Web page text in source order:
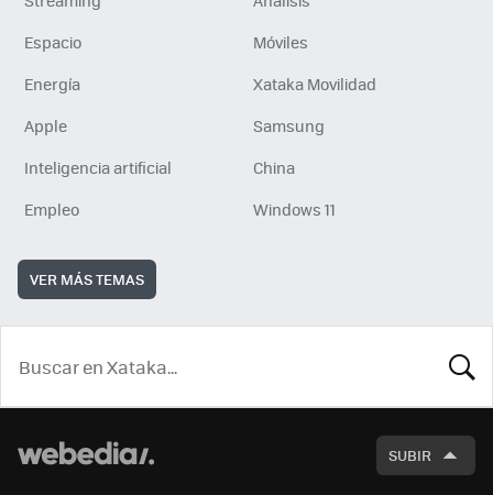
Espacio
Móviles
Energía
Xataka Movilidad
Apple
Samsung
Inteligencia artificial
China
Empleo
Windows 11
VER MÁS TEMAS
SUBIR